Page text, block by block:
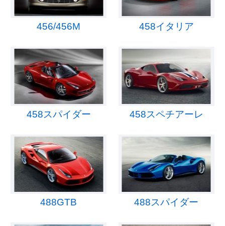
456/456M 458イタリア
458スパイダー 458スペチアーレ
488GTB 488スパイダー